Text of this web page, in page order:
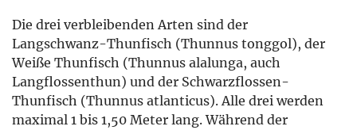
Die drei verbleibenden Arten sind der
Langschwanz-Thunfisch (Thunnus tonggol), der
Weiße Thunfisch (Thunnus alalunga, auch
Langflossenthun) und der Schwarzflossen-
Thunfisch (Thunnus atlanticus). Alle drei werden
maximal 1 bis 1,50 Meter lang. Während der